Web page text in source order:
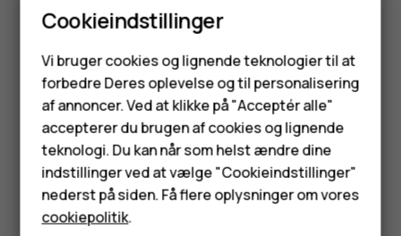
Smartphones
Feature-telefoner
Tilbehør
HMD Terra M
Tablets
Kontakt din læge, hvis du har nogen spørgsmål
vedrørende brug af den trådløse enhed i forbindelse med
indopereret medicinsk udstyr.
Synes du, dette var nyttigt?
Cookieindstillinger
Vi bruger cookies og lignende teknologier til at
forbedre Deres oplevelse og til personalisering
af annoncer. Ved at klikke på "Acceptér alle"
accepterer du brugen af cookies og lignende
teknologi. Du kan når som helst ændre dine
indstillinger ved at vælge "Cookieindstillinger"
nederst på siden. Få flere oplysninger om vores
cookiepolitik.